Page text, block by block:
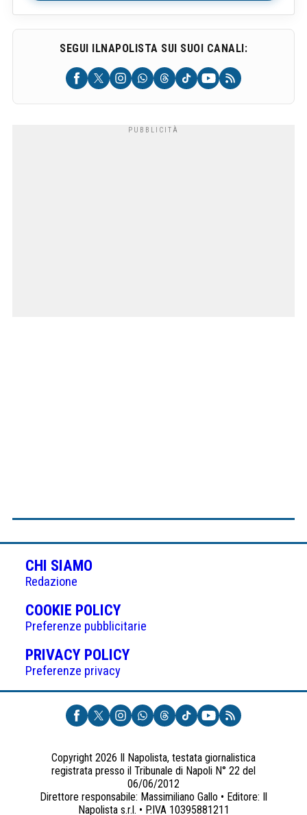
SEGUI ILNAPOLISTA SUI SUOI CANALI:
CHI SIAMO
Redazione
COOKIE POLICY(APRE
IN
UNA
NUOVA
Preferenze pubblicitarie
PRIVACY POLICY(APRE
UNA
NUOVA
SCHEDA)
Preferenze privacy
Copyright 2026 Il Napolista, testata giornalistica
registrata presso il Tribunale di Napoli N° 22 del
06/06/2012
Direttore responsabile: Massimiliano Gallo • Editore: Il
Napolista s.r.l. • P.IVA 10395881211